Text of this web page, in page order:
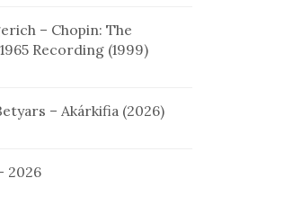
– Chopin: The
Recording (1999)
– Akárkifia (2026)
2026